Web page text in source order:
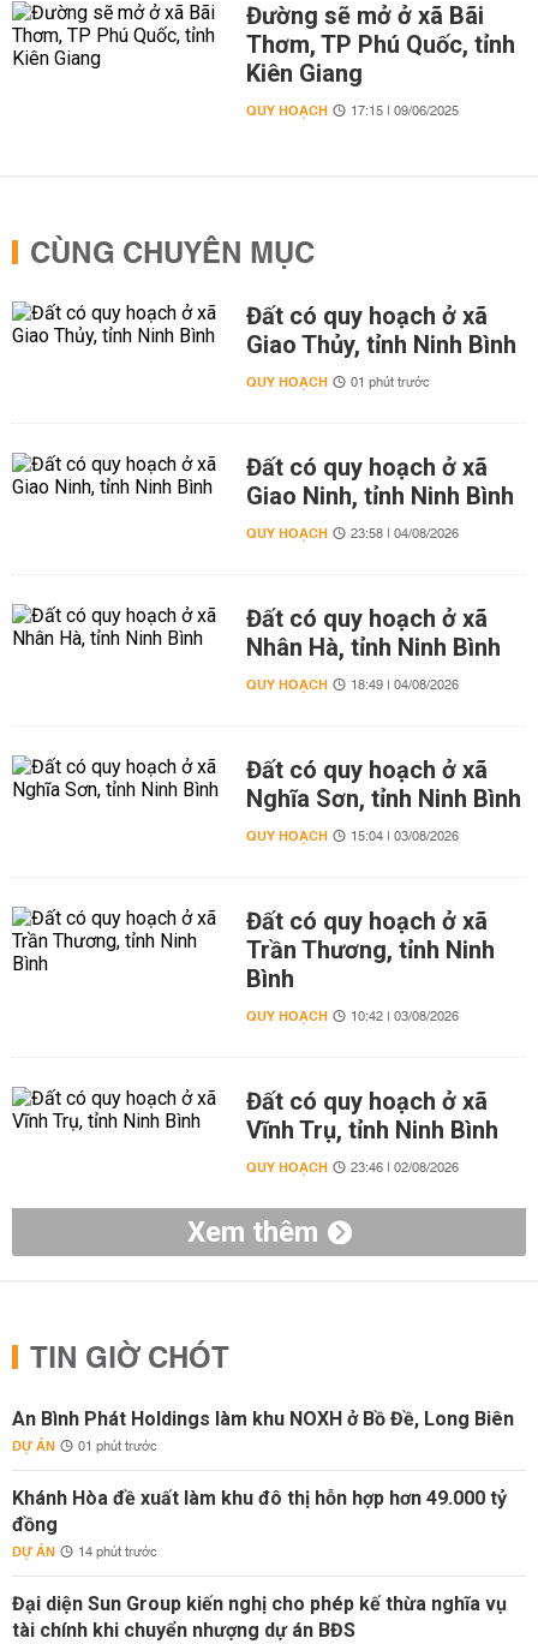
Đường sẽ mở ở xã Bãi
Thơm, TP Phú Quốc, tỉnh
Kiên Giang
QUY HOẠCH 17:15 | 09/06/2025
CÙNG CHUYÊN MỤC
Đất có quy hoạch ở xã
Giao Thủy, tỉnh Ninh Bình
QUY HOẠCH 01 phút trước
Đất có quy hoạch ở xã
Giao Ninh, tỉnh Ninh Bình
QUY HOẠCH 23:58 | 04/08/2026
Đất có quy hoạch ở xã
Nhân Hà, tỉnh Ninh Bình
QUY HOẠCH 18:49 | 04/08/2026
Đất có quy hoạch ở xã
Nghĩa Sơn, tỉnh Ninh Bình
QUY HOẠCH 15:04 | 03/08/2026
Đất có quy hoạch ở xã
Trần Thương, tỉnh Ninh
Bình
QUY HOẠCH 10:42 | 03/08/2026
Đất có quy hoạch ở xã
Vĩnh Trụ, tỉnh Ninh Bình
QUY HOẠCH 23:46 | 02/08/2026
Xem thêm
TIN GIỜ CHÓT
An Bình Phát Holdings làm khu NOXH ở Bồ Đề, Long Biên
DỰ ÁN 01 phút trước
Khánh Hòa đề xuất làm khu đô thị hỗn hợp hơn 49.000 tỷ
đồng
DỰ ÁN 14 phút trước
Đại diện Sun Group kiến nghị cho phép kế thừa nghĩa vụ
tài chính khi chuyển nhượng dự án BĐS